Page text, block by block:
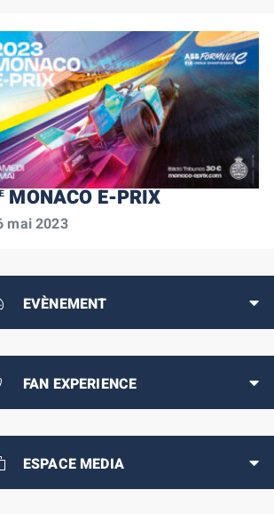
EMONACO E-PRIX
mai 2023
EVÈNEMENT
FAN EXPERIENCE
ESPACE MEDIA